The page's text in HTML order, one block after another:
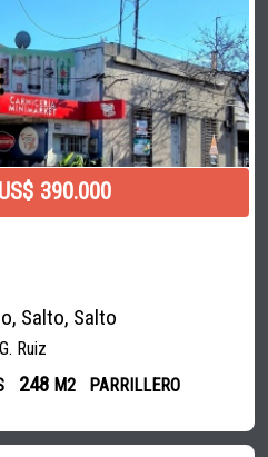
390.000
Salto, Salto
Ruiz
248 M2 PARRILLERO